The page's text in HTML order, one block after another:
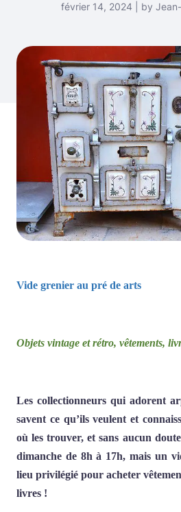
février 14, 2024 | by
Vide grenier au pré de arts
Objets vintage et rétro, vêtements,
Les collectionneurs qui adorent
savent ce qu’ils veulent et
où les trouver, et sans aucun
dimanche de 8h à 17h, mais un
lieu privilégié pour acheter
livres !